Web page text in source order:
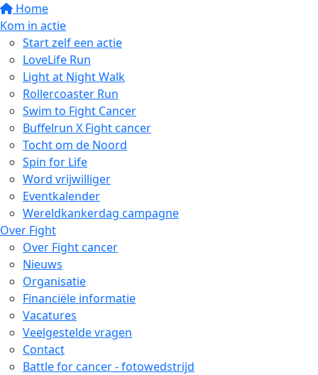
Home
Kom in actie
Start zelf een actie
LoveLife Run
Light at Night Walk
Rollercoaster Run
Swim to Fight Cancer
Buffelrun X Fight cancer
Tocht om de Noord
Spin for Life
Word vrijwilliger
Eventkalender
Wereldkankerdag campagne
Over Fight
Over Fight cancer
Nieuws
Organisatie
Financiële informatie
Vacatures
Veelgestelde vragen
Contact
Battle for cancer - fotowedstrijd